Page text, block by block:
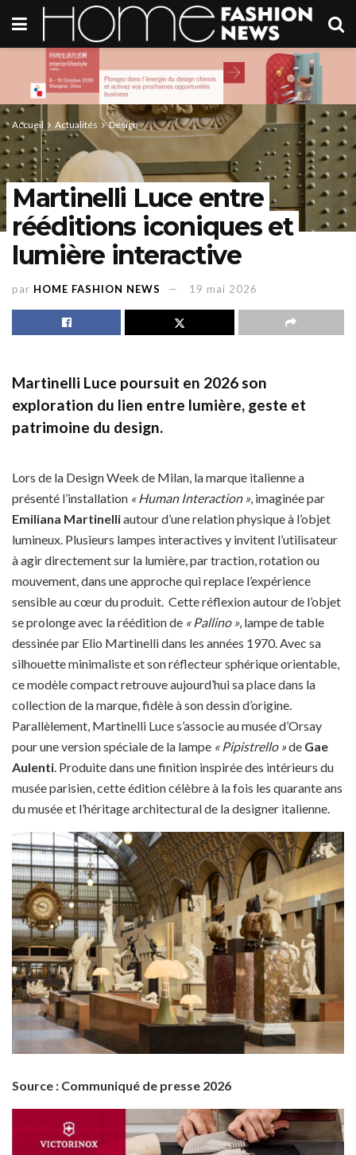
Accueil Actualités Design
Martinelli Luce entre
rééditions iconiques et
lumière interactive
par HOME FASHION NEWS 19 mai 2026
Martinelli Luce poursuit en 2026 son
exploration du lien entre lumière, geste et
patrimoine du design.
Lors de la Design Week de Milan, la marque italienne a
présenté l’installation « Human Interaction », imaginée par
Emiliana Martinelliautour d’une relation physique à l’objet
lumineux. Plusieurs lampes interactives y invitent l’utilisateur
à agir directement sur la lumière, par traction, rotation ou
mouvement, dans une approche qui replace l’expérience
sensible au cœur du produit. Cette réflexion autour de l’objet
se prolonge avec la réédition de « Pallino », lampe de table
dessinée par Elio Martinelli dans les années 1970. Avec sa
silhouette minimaliste et son réflecteur sphérique orientable,
ce modèle compact retrouve aujourd’hui sa place dans la
collection de la marque, fidèle à son dessin d’origine.
Parallèlement, Martinelli Luce s’associe au musée d’Orsay
pour une version spéciale de la lampe « Pipistrello »de Gae
Aulenti. Produite dans une finition inspirée des intérieurs du
musée parisien, cette édition célèbre à la fois les quarante ans
du musée et l’héritage architectural de la designer italienne.
Source : Communiqué de presse 2026